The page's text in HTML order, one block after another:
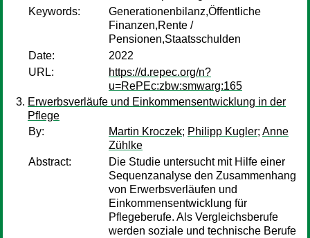
Keywords:
Generationenbilanz,Öffentliche
Finanzen,Rente /
Pensionen,Staatsschulden
Date:
2022
URL:
https://d.repec.org/n?
u=RePEc:zbw:smwarg:165
Erwerbsverläufe und Einkommensentwicklung in der
Pflege
By:
Martin Kroczek; Philipp Kugler; Anne
Zühlke
Abstract:
Die Studie untersucht mit Hilfe einer
Sequenzanalyse den Zusammenhang
von Erwerbsverläufen und
Einkommensentwicklung für
Pflegeberufe. Als Vergleichsberufe
werden soziale und technische Berufe